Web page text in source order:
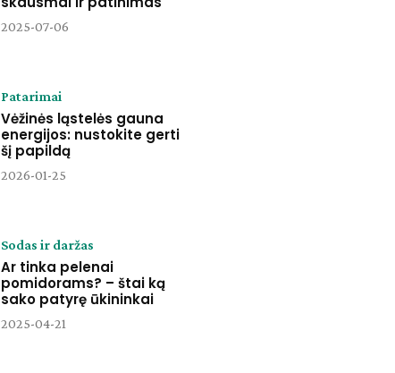
2025-07-06
Patarimai
Vėžinės ląstelės gauna
energijos: nustokite gerti
šį papildą
2026-01-25
Sodas ir daržas
Ar tinka pelenai
pomidorams? – štai ką
sako patyrę ūkininkai
2025-04-21